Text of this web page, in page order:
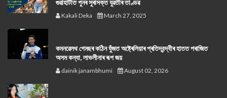
গুৱাহাটীত পুনৰ সুৰাসক্ত যুৱতীৰ তাণ্ডৱ
Kakali Deka March 27, 2025
কমনৱেলথ গেমছৰ কঠিন যুঁজত অষ্ট্ৰেলিয়াৰ প্ৰতিদ্বন্দ্বীৰ হাতত পৰাজিত
অসম কন্যা, লাভলীনাৰ ৰূপ জয়
dainik janambhumi August 02, 2026